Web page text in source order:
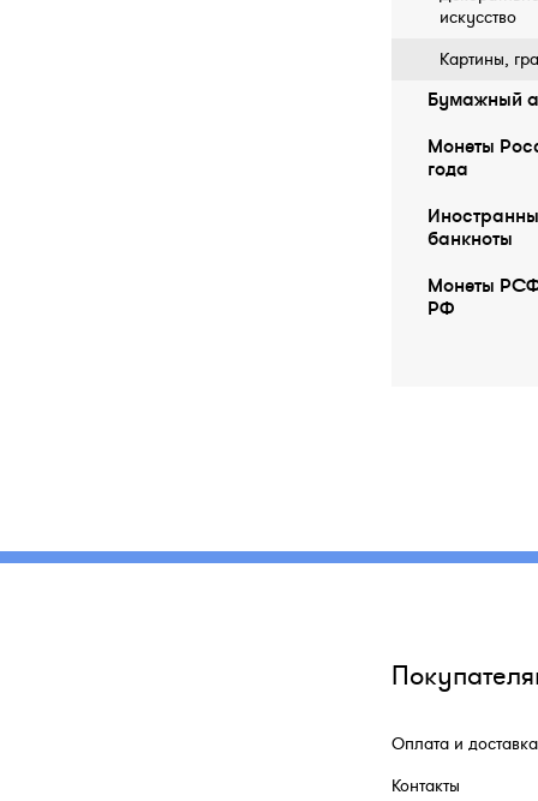
искусство
Картины,
Бумажный
Монеты
года
бaнкноты
Монеты
РФ
Оплата и доставка
Контакты